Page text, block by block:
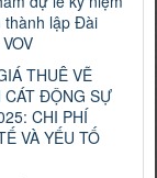
thành lập Đài
THUÊ VẼ
CÁT ĐỘNG SỰ
CHI PHÍ
VÀ YẾU TỐ